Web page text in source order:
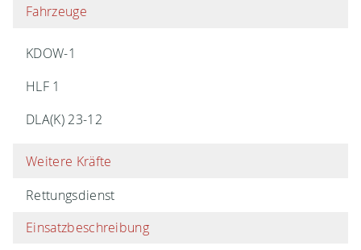
Fahrzeuge
KDOW-1
HLF 1
DLA(K) 23-12
Weitere Kräfte
Rettungsdienst
Einsatzbeschreibung